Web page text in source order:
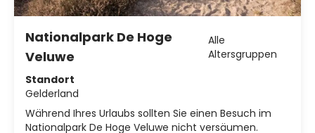
Nationalpark De Hoge
Veluwe
Alle
Altersgruppen
Standort
Gelderland
Während Ihres Urlaubs sollten Sie einen Besuch im
Nationalpark De Hoge Veluwe nicht versäumen.